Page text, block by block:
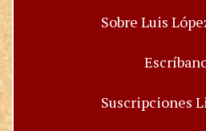
Sobre Luis
Suscripciones